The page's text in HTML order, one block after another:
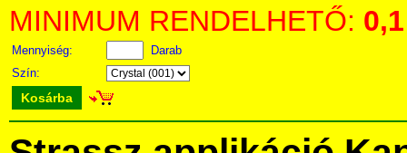
MINIMUM RENDELHETŐ: 0,1
Mennyiség:
Darab
Szín:
Kosárba